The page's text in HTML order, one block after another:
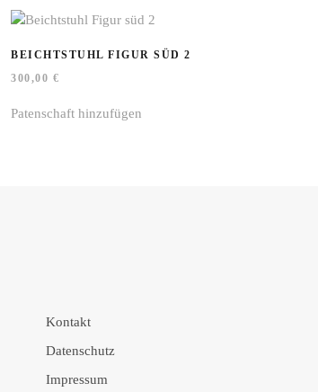
BEICHTSTUHL FIGUR SÜD 2
300,00 €
Patenschaft hinzufügen
Kontakt
Datenschutz
Impressum